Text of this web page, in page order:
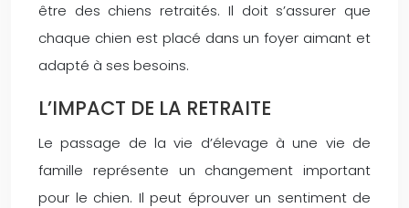
être des chiens retraités. Il doit s’assurer que
chaque chien est placé dans un foyer aimant et
adapté à ses besoins.
L’IMPACT DE LA RETRAITE
Le passage de la vie d’élevage à une vie de
famille représente un changement important
pour le chien. Il peut éprouver un sentiment de